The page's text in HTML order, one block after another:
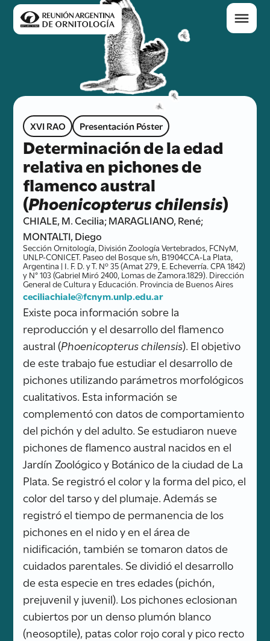
XVI RAO Presentación Póster
Determinación de la edad
relativa en pichones de
flamenco austral
(Phoenicopterus chilensis)
CHIALE, M. Cecilia; MARAGLIANO, René;
MONTALTI, Diego
Sección Ornitología, División Zoología Vertebrados, FCNyM,
UNLP-CONICET. Paseo del Bosque s/n, B1904CCA-La Plata,
Argentina | I. F. D. y T. Nº 35 (Amat 279, E. Echeverría. CPA 1842)
y N° 103 (Gabriel Miró 2400, Lomas de Zamora.1829). Dirección
General de Cultura y Educación. Provincia de Buenos Aires
ceciliachiale@fcnym.unlp.edu.ar
Existe poca información sobre la
reproducción y el desarrollo del flamenco
austral (Phoenicopterus chilensis). El objetivo
de este trabajo fue estudiar el desarrollo de
pichones utilizando parámetros morfológicos
cualitativos. Esta información se
complementó con datos de comportamiento
del pichón y del adulto. Se estudiaron nueve
pichones de flamenco austral nacidos en el
Jardín Zoológico y Botánico de la ciudad de La
Plata. Se registró el color y la forma del pico, el
color del tarso y del plumaje. Además se
registró el tiempo de permanencia de los
pichones en el nido y en el área de
nidificación, también se tomaron datos de
cuidados parentales. Se dividió el desarrollo
de esta especie en tres edades (pichón,
prejuvenil y juvenil). Los pichones eclosionan
cubiertos por un denso plumón blanco
(neosoptile), patas color rojo coral y pico recto